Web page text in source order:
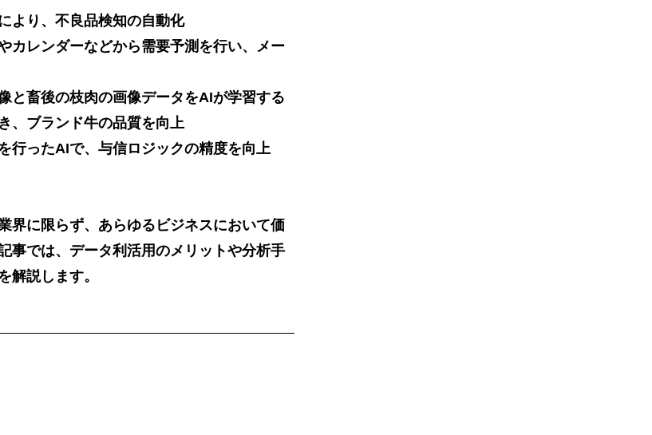
より、不良品検知の自動化
カレンダーなどから需要予測を行い、メー
と畜後の枝肉の画像データをAIが学習する
、ブランド牛の品質を向上
行ったAIで、与信ロジックの精度を向上
界に限らず、あらゆるビジネスにおいて価
事では、データ利活用のメリットや分析手
解説します。